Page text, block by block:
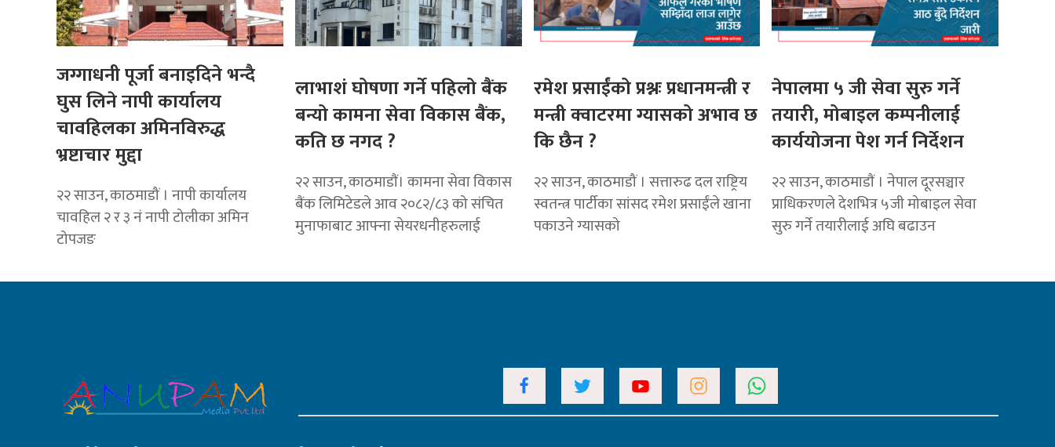
जग्गाधनी पूर्जा बनाइदिने भन्दै
घुस लिने नापी कार्यालय
चावहिलका अमिनविरुद्ध
भ्रष्टाचार मुद्दा
२२ साउन, काठमाडौं । नापी कार्यालय
चावहिल २ र ३ नं नापी टोलीका अमिन
टोपजङ
लाभाशं घोषणा गर्ने पहिलो बैंक
बन्यो कामना सेवा विकास बैंक,
कति छ नगद ?
२२ साउन, काठमाडाैं। कामना सेवा विकास
बैंक लिमिटेडले आव २०८२/८३ को संचित
मुनाफाबाट आफ्ना सेयरधनीहरुलाई
रमेश प्रसाईंको प्रश्नः प्रधानमन्त्री र
मन्त्री क्वाटरमा ग्यासको अभाव छ
कि छैन ?
२२ साउन, काठमाडौं । सत्तारुढ दल राष्ट्रिय
स्वतन्त्र पार्टीका सांसद रमेश प्रसाईंले खाना
पकाउने ग्यासको
नेपालमा ५ जी सेवा सुरु गर्ने
तयारी, मोबाइल कम्पनीलाई
कार्ययोजना पेश गर्न निर्देशन
२२ साउन, काठमाडाैं । नेपाल दूरसञ्चार
प्राधिकरणले देशभित्र ५जी मोबाइल सेवा
सुरु गर्ने तयारीलाई अघि बढाउन